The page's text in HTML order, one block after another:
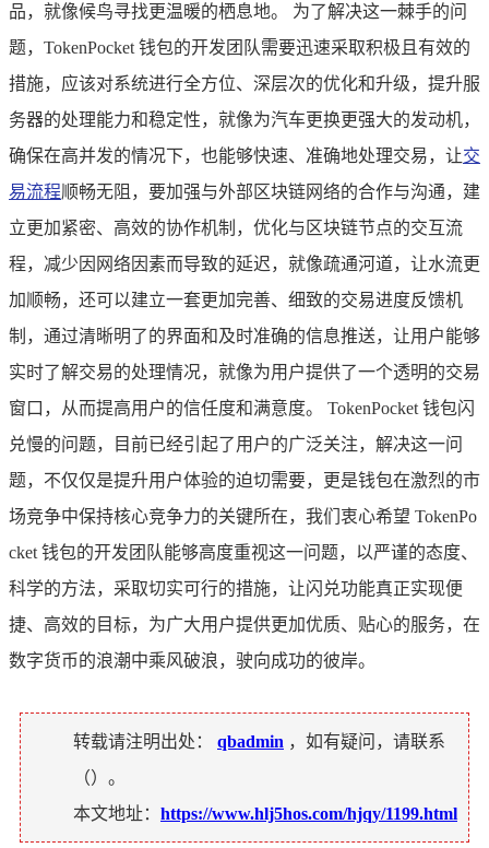
品，就像候鸟寻找更温暖的栖息地。 为了解决这一棘手的问
题，TokenPocket 钱包的开发团队需要迅速采取积极且有效的
措施，应该对系统进行全方位、深层次的优化和升级，提升服
务器的处理能力和稳定性，就像为汽车更换更强大的发动机，
确保在高并发的情况下，也能够快速、准确地处理交易，让交
易流程顺畅无阻，要加强与外部区块链网络的合作与沟通，建
立更加紧密、高效的协作机制，优化与区块链节点的交互流
程，减少因网络因素而导致的延迟，就像疏通河道，让水流更
加顺畅，还可以建立一套更加完善、细致的交易进度反馈机
制，通过清晰明了的界面和及时准确的信息推送，让用户能够
实时了解交易的处理情况，就像为用户提供了一个透明的交易
窗口，从而提高用户的信任度和满意度。 TokenPocket 钱包闪
兑慢的问题，目前已经引起了用户的广泛关注，解决这一问
题，不仅仅是提升用户体验的迫切需要，更是钱包在激烈的市
场竞争中保持核心竞争力的关键所在，我们衷心希望 TokenPo
cket 钱包的开发团队能够高度重视这一问题，以严谨的态度、
科学的方法，采取切实可行的措施，让闪兑功能真正实现便
捷、高效的目标，为广大用户提供更加优质、贴心的服务，在
数字货币的浪潮中乘风破浪，驶向成功的彼岸。
转载请注明出处： qbadmin ，如有疑问，请联系
（）。
本文地址： https://www.hlj5hos.com/hjqy/1199.html